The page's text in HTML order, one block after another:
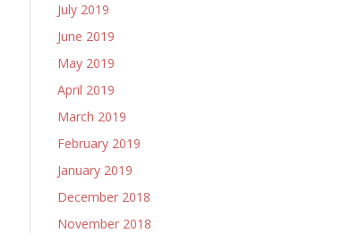
July 2019
June 2019
May 2019
April 2019
March 2019
February 2019
January 2019
December 2018
November 2018